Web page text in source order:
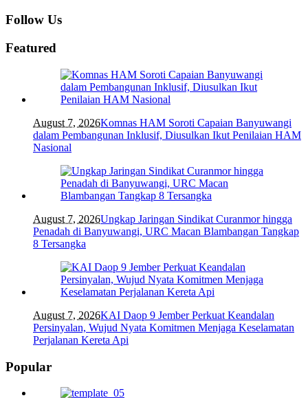
Follow Us
Featured
August 7, 2026Komnas HAM Soroti Capaian Banyuwangi
dalam Pembangunan Inklusif, Diusulkan Ikut Penilaian HAM
Nasional
August 7, 2026Ungkap Jaringan Sindikat Curanmor hingga
Penadah di Banyuwangi, URC Macan Blambangan Tangkap
8 Tersangka
August 7, 2026KAI Daop 9 Jember Perkuat Keandalan
Persinyalan, Wujud Nyata Komitmen Menjaga Keselamatan
Perjalanan Kereta Api
Popular